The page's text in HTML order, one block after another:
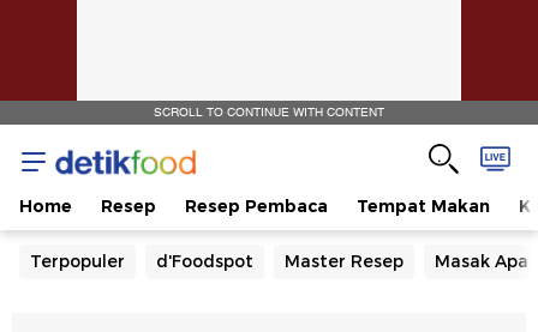
SCROLL TO CONTINUE WITH CONTENT
Home Resep Resep Pembaca Tempat Makan
Terpopuler d'Foodspot Master Resep Masak Apa